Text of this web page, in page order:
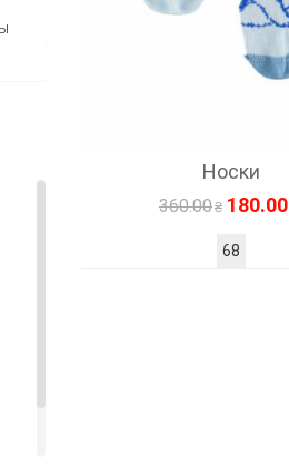
Носки
360.00 180.00
68